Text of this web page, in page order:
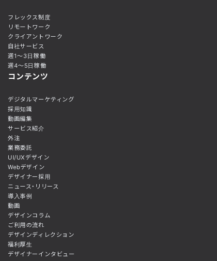
フレックス制度
リモートワーク
クライアントワーク
自社サービス
週1〜3日稼働
週4〜5日稼働
コンテンツ
デジタルマーケティング
採用知識
動画編集
サービス紹介
外注
業務委託
UI/UXデザイン
Webデザイン
デザイナー採用
ニュース・リリース
導入事例
動画
デザインコラム
ご利用の流れ
デザインディレクション
福利厚生
デザイナーインタビュー